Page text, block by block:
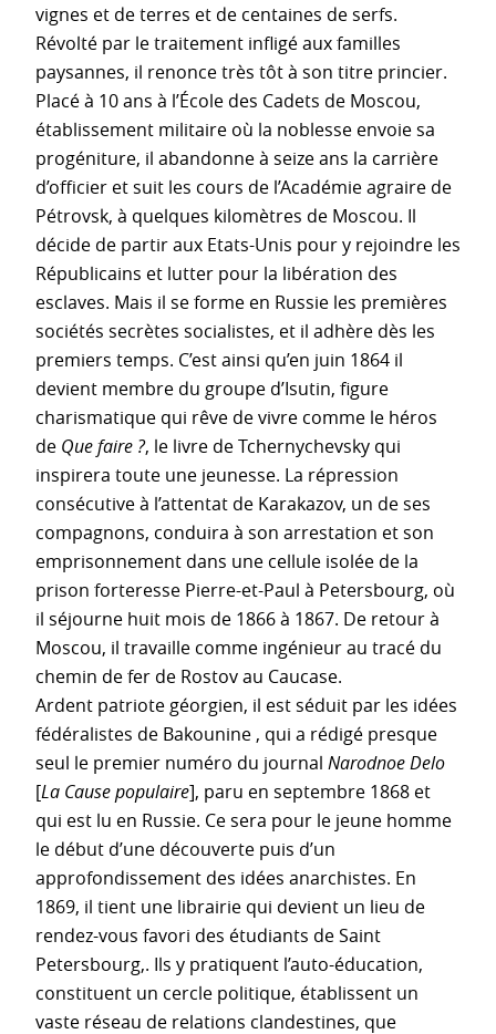
vignes et de terres et de centaines de serfs.
Révolté par le traitement infligé aux familles
paysannes, il renonce très tôt à son titre princier.
Placé à 10 ans à l’École des Cadets de Moscou,
établissement militaire où la noblesse envoie sa
progéniture, il abandonne à seize ans la carrière
d’officier et suit les cours de l’Académie agraire de
Pétrovsk, à quelques kilomètres de Moscou. Il
décide de partir aux Etats-Unis pour y rejoindre les
Républicains et lutter pour la libération des
esclaves. Mais il se forme en Russie les premières
sociétés secrètes socialistes, et il adhère dès les
premiers temps. C’est ainsi qu’en juin 1864 il
devient membre du groupe d’Isutin, figure
charismatique qui rêve de vivre comme le héros
de Que faire ?, le livre de Tchernychevsky qui
inspirera toute une jeunesse. La répression
consécutive à l’attentat de Karakazov, un de ses
compagnons, conduira à son arrestation et son
emprisonnement dans une cellule isolée de la
prison forteresse Pierre-et-Paul à Petersbourg, où
il séjourne huit mois de 1866 à 1867. De retour à
Moscou, il travaille comme ingénieur au tracé du
chemin de fer de Rostov au Caucase.
Ardent patriote géorgien, il est séduit par les idées
fédéralistes de Bakounine , qui a rédigé presque
seul le premier numéro du journal Narodnoe Delo
[La Cause populaire], paru en septembre 1868 et
qui est lu en Russie. Ce sera pour le jeune homme
le début d’une découverte puis d’un
approfondissement des idées anarchistes. En
1869, il tient une librairie qui devient un lieu de
rendez-vous favori des étudiants de Saint
Petersbourg,. Ils y pratiquent l’auto-éducation,
constituent un cercle politique, établissent un
vaste réseau de relations clandestines, que